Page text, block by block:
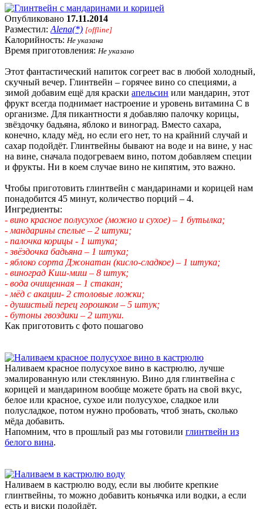
Опубликовано 17.11.2014
Разместил: Alena(*) [offline]
Калорийность: Не указана
Время приготовления: Не указано
Этот фантастический напиток согреет вас в любой холодный,
скучный вечер. Глинтвейн – горячее вино со специями, а
зимой добавим ещё для краски апельсин или мандарин, этот
фрукт всегда поднимает настроение и уровень витамина С в
организме. Для пикантности я добавляю палочку корицы,
звёздочку бадьяна, яблоко и виноград. Вместо сахара,
конечно, кладу мёд, но если его нет, то на крайний случай и
сахар подойдёт. Глинтвейны бывают на воде и на вине, у нас
на вине, сначала подогреваем вино, потом добавляем специи
и фрукты. Ни в коем случае вино не кипятим, это важно.
Чтобы приготовить глинтвейн с мандаринами и корицей нам
понадобится 45 минут, количество порций – 4.
Ингредиенты:
- вино красное полусухое (можно и сухое) – 1 бутылка;
- мандарины спелые – 2 штуки;
- палочка корицы - 1 штука;
- звёздочка бадьяна – 1 штука;
- яблоко сорта Джонатан (кисло-сладкое) – 1 штука;
- виноград Киш-миш – 8 штук;
- вода очищенная – 1 стакан;
- мёд с акации- 2 столовые ложки;
- душистый перец горошком – 5 штук;
- бутоны гвоздики – 2 штуки.
Как приготовить с фото пошагово
Наливаем красное полусухое вино в кастрюлю, лучше
эмалированную или стеклянную. Вино для глинтвейна с
корицей и мандарином вообще можете брать на свой вкус,
белое или красное, сухое или полусухое, сладкое или
полусладкое, потом нужно пробовать, чтоб знать, сколько
мёда добавить.
Напомним, что в прошлый раз мы готовили глинтвейн из
белого вина.
Наливаем в кастрюлю воду, если вы любите крепкие
глинтвейны, то можно добавить коньячка или водки, а если
есть и виски подойдёт.